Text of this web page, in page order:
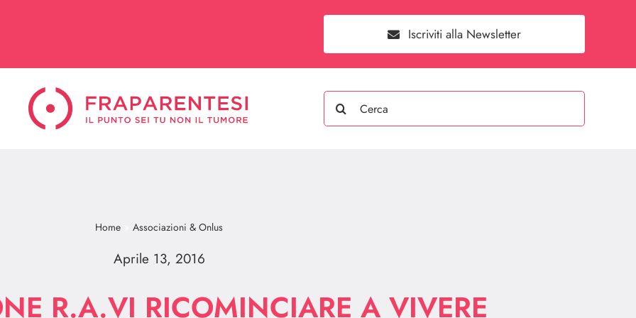
Iscriviti alla Newsletter
Search
for:
Home Associazioni & Onlus
Aprile 13, 2016
R.A.VI RICOMINCIARE A VIVERE